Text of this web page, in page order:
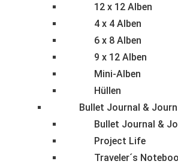
12 x 12 Alben
4 x 4 Alben
6 x 8 Alben
9 x 12 Alben
Mini-Alben
Hüllen
Bullet Journal &
Bullet Journal &
Project Life
Traveler´s